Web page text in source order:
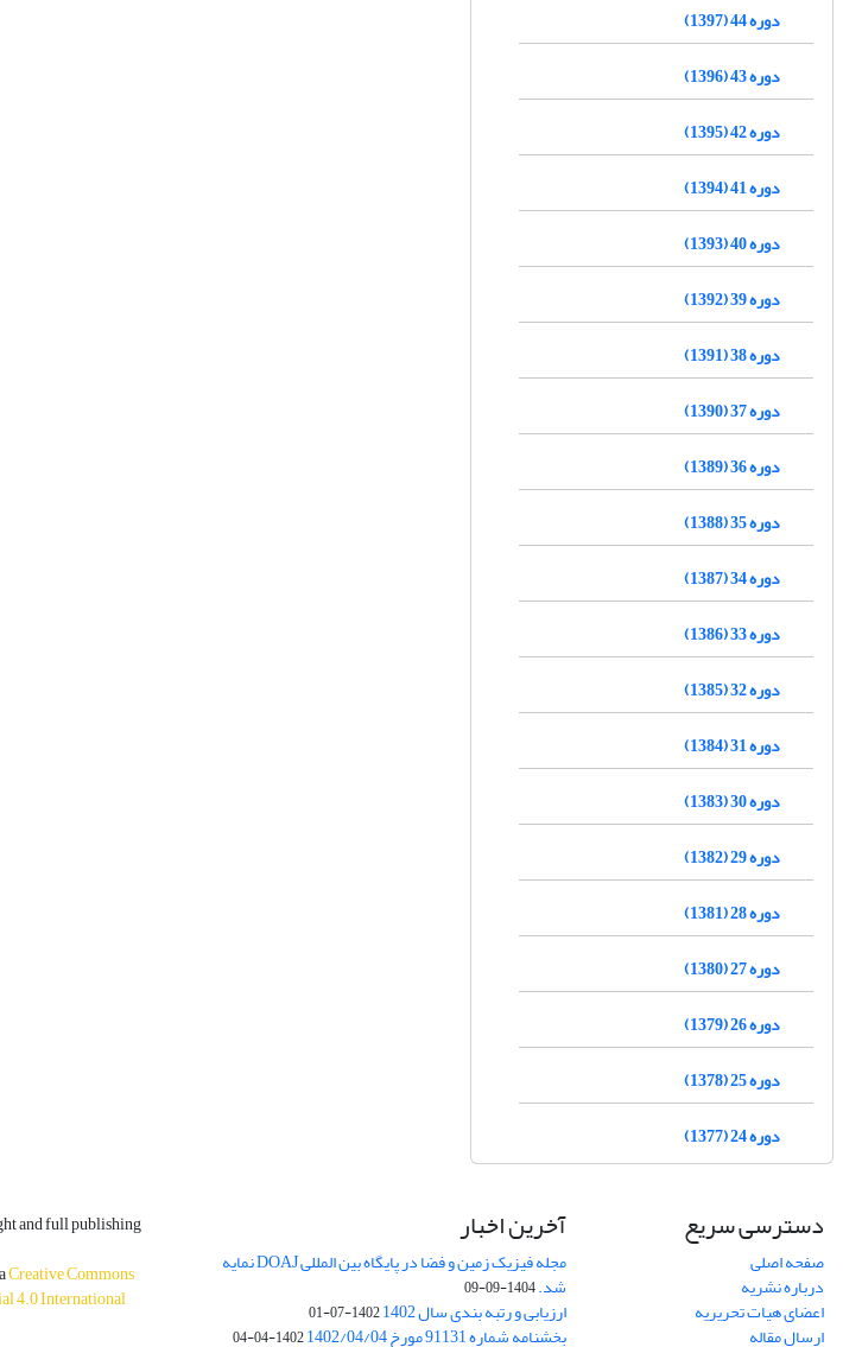
دوره 44 (1397)
دوره 43 (1396)
دوره 42 (1395)
دوره 41 (1394)
دوره 40 (1393)
دوره 39 (1392)
دوره 38 (1391)
دوره 37 (1390)
دوره 36 (1389)
دوره 35 (1388)
دوره 34 (1387)
دوره 33 (1386)
دوره 32 (1385)
دوره 31 (1384)
دوره 30 (1383)
دوره 29 (1382)
دوره 28 (1381)
دوره 27 (1380)
دوره 26 (1379)
دوره 25 (1378)
دوره 24 (1377)
دسترسی سریع
صفحه اصلی
درباره نشریه
اعضای هیات تحریریه
ارسال مقاله
آخرین اخبار
مجله فیزیک زمین و فضا در پایگاه بین المللی DOAJ نمایه
شد.1404-09-09
ارزیابی و رتبه بندی سال 1402 1402-07-01
بخشنامه شماره 91131 مورخ 1402/04/04 1402-04-04
and full publishing
Creative Commons
4.0 International